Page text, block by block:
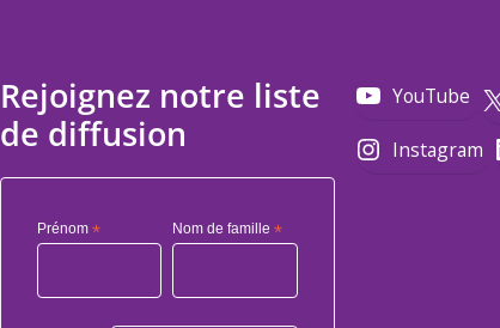
Rejoignez notre liste
de diffusion
Prénom * Nom de famille *
YouTube
Instagram